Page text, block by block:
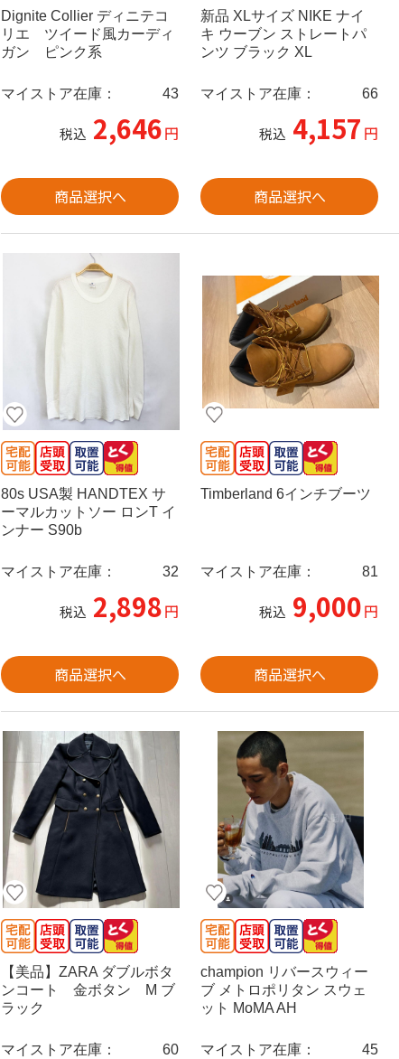
Dignite Collier ディニテコ
リエ ツイード風カーディ
ガン ピンク系
マイストア在庫： 43
税込 2,646円
商品選択へ
新品 XLサイズ NIKE ナイ
キ ウーブン ストレートパ
ンツ ブラック XL
マイストア在庫： 66
税込 4,157 円
商品選択へ
80s USA製 HANDTEX サ
ーマルカットソー ロンT イ
ンナー S90b
マイストア在庫： 32
税込 2,898円
商品選択へ
Timberland 6インチブーツ
マイストア在庫： 81
税込 9,000円
商品選択へ
【美品】ZARA ダブルボタ
ンコート 金ボタン M ブ
ラック
マイストア在庫： 60
champion リバースウィー
ブ メトロポリタン スウェ
ット MoMA AH
マイストア在庫： 45